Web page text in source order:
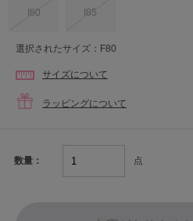
I80 I85
選択されたサイズ：F80
サイズについて
ラッピングについて
数量： 点